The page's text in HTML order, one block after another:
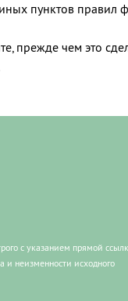
пунктов правил
прежде чем это
с указанием прямой
и неизменности исходного